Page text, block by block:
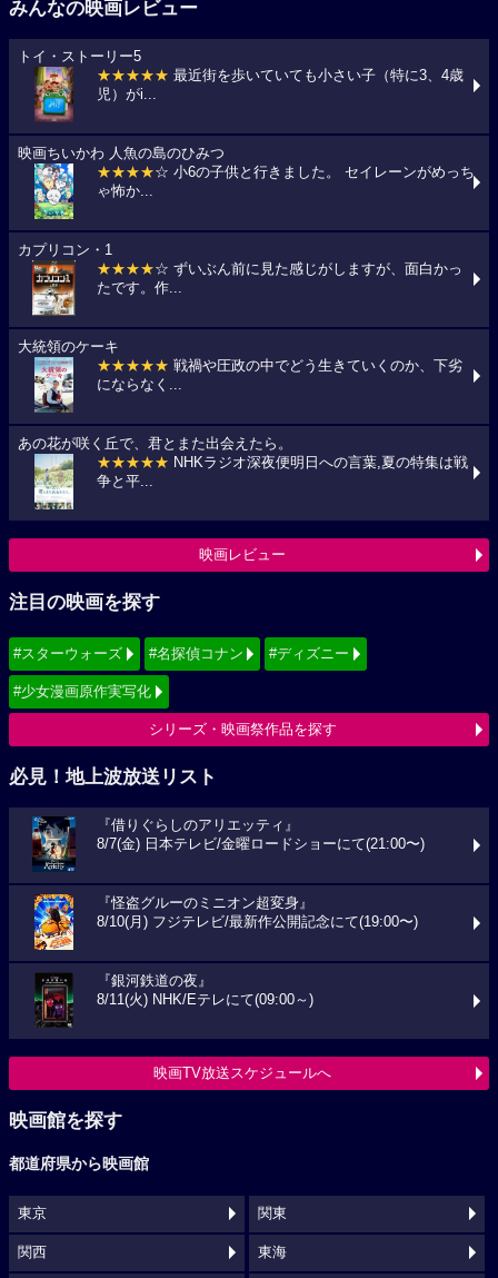
みんなの映画レビュー
トイ・ストーリー5
★★★★★ 最近街を歩いていても小さい子（特に3、4歳
児）がi...
映画ちいかわ 人魚の島のひみつ
★★★★☆ 小6の子供と行きました。 セイレーンがめっち
ゃ怖か...
カプリコン・1
★★★★☆ ずいぶん前に見た感じがしますが、面白かっ
たです。作...
大統領のケーキ
★★★★★ 戦禍や圧政の中でどう生きていくのか、下劣
にならなく...
あの花が咲く丘で、君とまた出会えたら。
★★★★★ NHKラジオ深夜便明日への言葉,夏の特集は戦
争と平...
映画レビュー
注目の映画を探す
#スターウォーズ #名探偵コナン #ディズニー
#少女漫画原作実写化
シリーズ・映画祭作品を探す
必見！地上波放送リスト
『借りぐらしのアリエッティ』
8/7(金) 日本テレビ/金曜ロードショーにて(21:00〜)
『怪盗グルーのミニオン超変身』
8/10(月) フジテレビ/最新作公開記念にて(19:00〜)
『銀河鉄道の夜』
8/11(火) NHK/Eテレにて(09:00～)
映画TV放送スケジュールへ
映画館を探す
都道府県から映画館
東京 関東
関西 東海